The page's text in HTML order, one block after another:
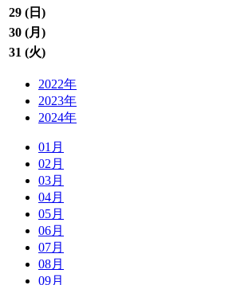
29 ( 日 )
30 (月 )
31 (火)
2022年
2023年
2024年
01月
02月
03月
04月
05月
06月
07月
08月
09月